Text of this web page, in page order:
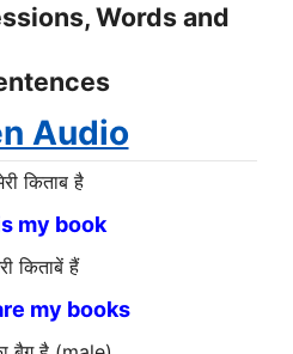
Words and
Audio
किताब है
my book
किताबें हैं
my books